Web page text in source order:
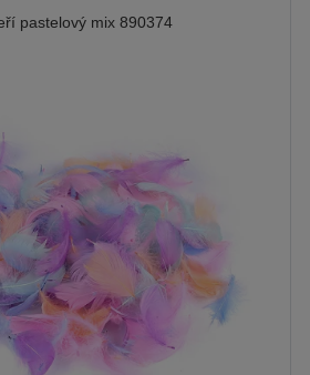
pastelový mix 890374